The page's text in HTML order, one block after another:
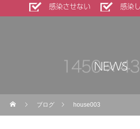
感染させない 感染
NEWS
ブログ house003